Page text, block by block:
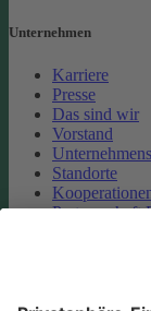
Unternehmen
Karriere
Presse
Das sind wir
Vorstand
Standorte
Partnerschaft